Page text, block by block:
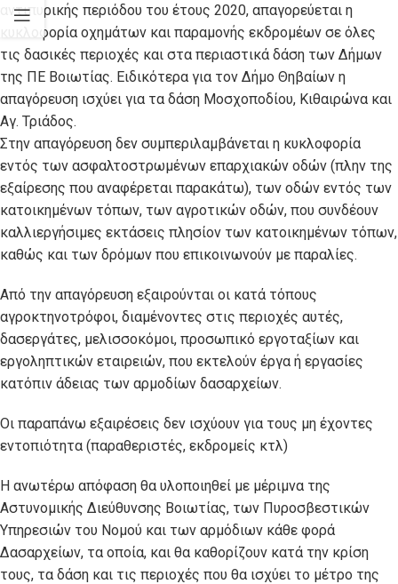
αντιπυρικής περιόδου του έτους 2020, απαγορεύεται η
κυκλοφορία οχημάτων και παραμονής εκδρομέων σε όλες
τις δασικές περιοχές και στα περιαστικά δάση των Δήμων
της ΠΕ Βοιωτίας. Ειδικότερα για τον Δήμο Θηβαίων η
απαγόρευση ισχύει για τα δάση Μοσχοποδίου, Κιθαιρώνα και
Αγ. Τριάδος.
Στην απαγόρευση δεν συμπεριλαμβάνεται η κυκλοφορία
εντός των ασφαλτοστρωμένων επαρχιακών οδών (πλην της
εξαίρεσης που αναφέρεται παρακάτω), των οδών εντός των
κατοικημένων τόπων, των αγροτικών οδών, που συνδέουν
καλλιεργήσιμες εκτάσεις πλησίον των κατοικημένων τόπων,
καθώς και των δρόμων που επικοινωνούν με παραλίες.
Από την απαγόρευση εξαιρούνται οι κατά τόπους
αγροκτηνοτρόφοι, διαμένοντες στις περιοχές αυτές,
δασεργάτες, μελισσοκόμοι, προσωπικό εργοταξίων και
εργοληπτικών εταιρειών, που εκτελούν έργα ή εργασίες
κατόπιν άδειας των αρμοδίων δασαρχείων.
Οι παραπάνω εξαιρέσεις δεν ισχύουν για τους μη έχοντες
εντοπιότητα (παραθεριστές, εκδρομείς κτλ)
Η ανωτέρω απόφαση θα υλοποιηθεί με μέριμνα της
Αστυνομικής Διεύθυνσης Βοιωτίας, των Πυροσβεστικών
Υπηρεσιών του Νομού και των αρμόδιων κάθε φορά
Δασαρχείων, τα οποία, και θα καθορίζουν κατά την κρίση
τους, τα δάση και τις περιοχές που θα ισχύει το μέτρο της